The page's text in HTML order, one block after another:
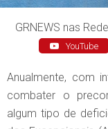
GRNEWS nas
YouTube
Anualmente, com
combater o
algum tipo de